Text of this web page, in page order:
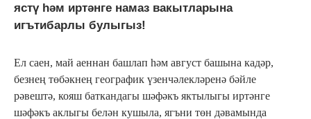
ястү һәм иртәнге намаз вакытларына
игътибарлы булыгыз!
Ел саен, май аеннан башлап һәм август башына кадәр,
безнең төбәкнең географик үзенчәлекләренә бәйле
рәвештә, кояш баткандагы шәфәкъ яктылыгы иртәнге
шәфәкъ аклыгы белән кушыла, ягъни төн дәвамында